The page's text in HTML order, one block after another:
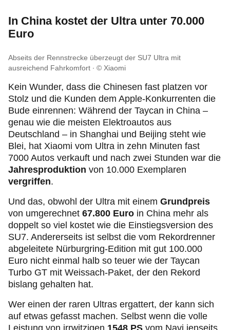
In China kostet der Ultra unter 70.000
Euro
Abseits der Rennstrecke überzeugt der SU7 Ultra mit
ausreichend Fahrkomfort
© Xiaomi
Kein Wunder, dass die Chinesen fast platzen vor
Stolz und die Kunden dem Apple-Konkurrenten die
Bude einrennen: Während der Taycan in China –
genau wie die meisten Elektroautos aus
Deutschland – in Shanghai und Beijing steht wie
Blei, hat Xiaomi vom Ultra in zehn Minuten fast
7000 Autos verkauft und nach zwei Stunden war die
Jahresproduktion von 10.000 Exemplaren
vergriffen.
Und das, obwohl der Ultra mit einem Grundpreis
von umgerechnet 67.800 Euro in China mehr als
doppelt so viel kostet wie die Einstiegsversion des
SU7. Andererseits ist selbst die vom Rekordrenner
abgeleitete Nürburgring-Edition mit gut 100.000
Euro nicht einmal halb so teuer wie der Taycan
Turbo GT mit Weissach-Paket, der den Rekord
bislang gehalten hat.
Wer einen der raren Ultras ergattert, der kann sich
auf etwas gefasst machen. Selbst wenn die volle
Leistung von irrwitzigen 1548 PS vom Navi jenseits